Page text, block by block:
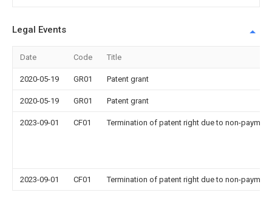
Legal Events
Date Code Title
2020-05-19 GR01 Patent grant
2020-05-19 GR01 Patent grant
2023-09-01 CF01 Termination of patent right due to non-
2023-09-01 CF01 Termination of patent right due to non-